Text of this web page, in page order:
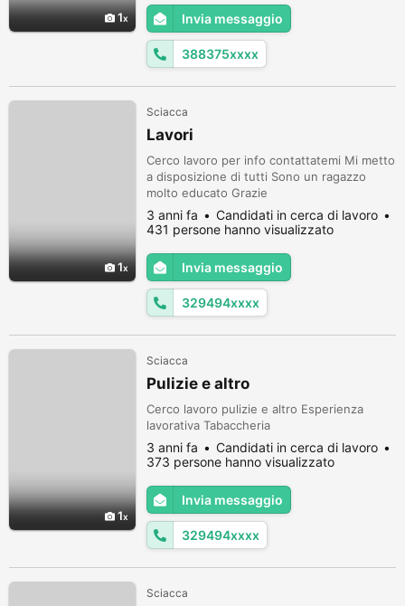
1
piace il settore Turismo.
Invia messaggio
388375xxxx
1
Sciacca
Lavori
Cerco lavoro per info contattatemi Mi metto
a disposizione di tutti Sono un ragazzo
molto educato Grazie
3 anni fa
Candidati in cerca di lavoro
431 persone hanno visualizzato
Invia messaggio
329494xxxx
1
Sciacca
Pulizie e altro
Cerco lavoro pulizie e altro Esperienza
lavorativa Tabaccheria
3 anni fa
Candidati in cerca di lavoro
373 persone hanno visualizzato
Invia messaggio
329494xxxx
Sciacca